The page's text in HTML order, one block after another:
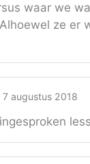
waar we
ze er
7 augustus 2018